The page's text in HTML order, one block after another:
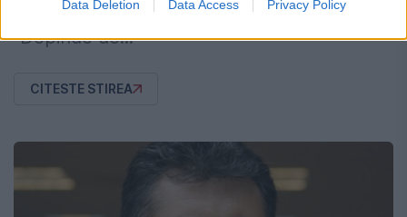
Data Deletion Data Access Privacy Policy
acesta şi-ar pierde o parte din pensie.
"Depinde de...
CITESTE STIREA